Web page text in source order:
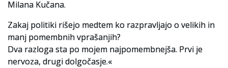
Milana Kučana.
Zakaj politiki rišejo medtem ko razpravljajo o velikih in
manj pomembnih vprašanjih?
Dva razloga sta po mojem najpomembnejša. Prvi je
nervoza, drugi dolgočasje.«